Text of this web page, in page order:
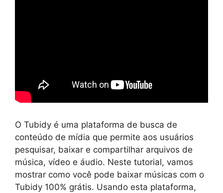
O Tubidy é uma plataforma de busca de
conteúdo de mídia que permite aos usuários
pesquisar, baixar e compartilhar arquivos de
música, vídeo e áudio. Neste tutorial, vamos
mostrar como você pode baixar músicas com o
Tubidy 100% grátis. Usando esta plataforma,